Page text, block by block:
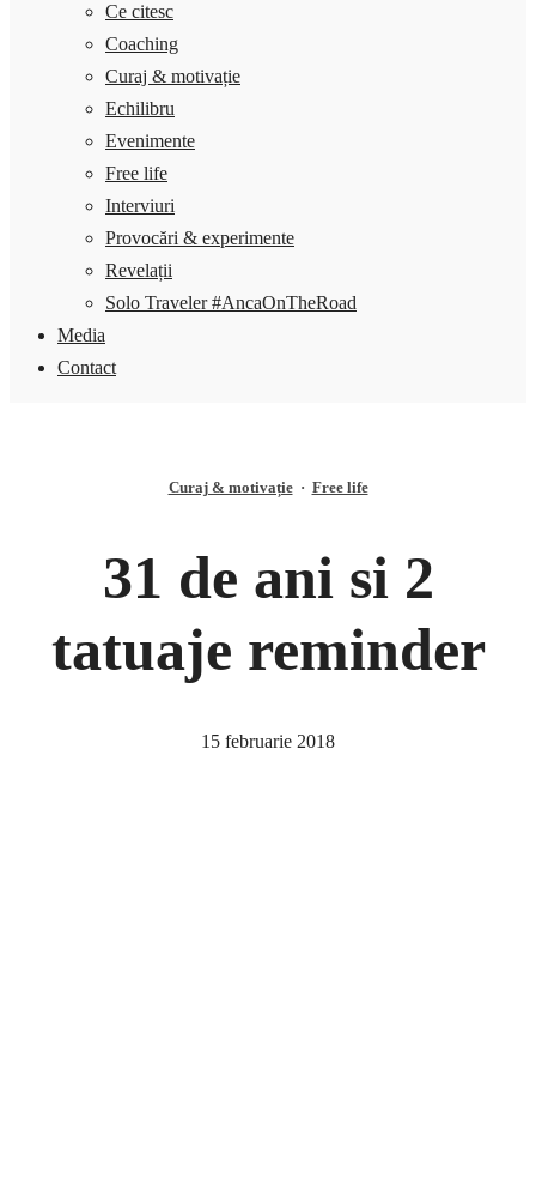
Ce citesc
Coaching
Curaj & motivație
Echilibru
Evenimente
Free life
Interviuri
Provocări & experimente
Revelații
Solo Traveler #AncaOnTheRoad
Media
Contact
Curaj & motivație· Free life
31 de ani si 2
tatuaje reminder
15 februarie 2018